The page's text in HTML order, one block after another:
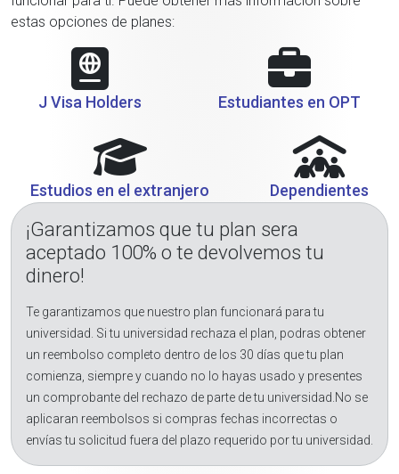
estas opciones de planes:
J Visa Holders Estudiantes en OPT
Estudios en el extranjero Dependientes
¡Garantizamos que tu plan sera
aceptado 100% o te devolvemos tu
dinero!
Te garantizamos que nuestro plan funcionará para tu
universidad. Si tu universidad rechaza el plan, podras obtener
un reembolso completo dentro de los 30 días que tu plan
comienza, siempre y cuando no lo hayas usado y presentes
un comprobante del rechazo de parte de tu universidad.No se
aplicaran reembolsos si compras fechas incorrectas o
envías tu solicitud fuera del plazo requerido por tu universidad.